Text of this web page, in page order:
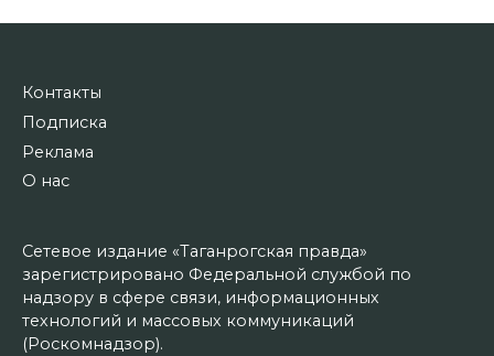
Контакты
Подписка
Реклама
О нас
Сетевое издание «Таганрогская правда»
зарегистрировано Федеральной службой по
надзору в сфере связи, информационных
технологий и массовых коммуникаций
(Роскомнадзор).